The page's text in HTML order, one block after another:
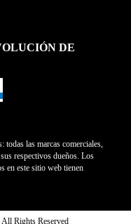
DE
todas las marcas comerciales,
respectivos dueños. Los
en este sitio web tienen
Rights Reserved